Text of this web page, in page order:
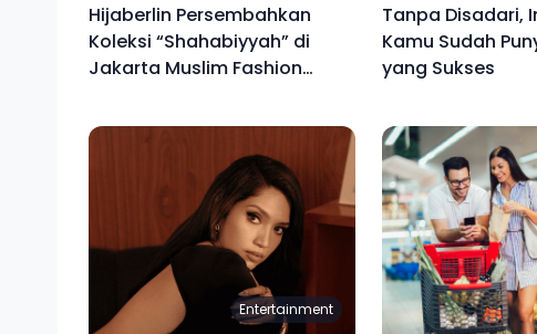
Hijaberlin Persembahkan
Koleksi “Shahabiyyah” di
Jakarta Muslim Fashion
Tanpa Disadari,
Kamu Sudah
yang Sukses
Entertainment